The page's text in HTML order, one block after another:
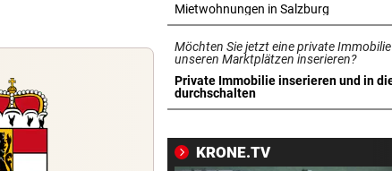
PANZER ANGEKNABBERT
Spaziergänger rettete
vor eigenem Hund
OPERN-SCHNELLCHECK
„Così fan tutte“
Mietwohnungen in Salzburg
Möchten Sie jetzt eine private
unseren Marktplätzen inserieren?
Private Immobilie inserieren und in
durchschalten
in neuem Tab öffnen
KRONE.TV